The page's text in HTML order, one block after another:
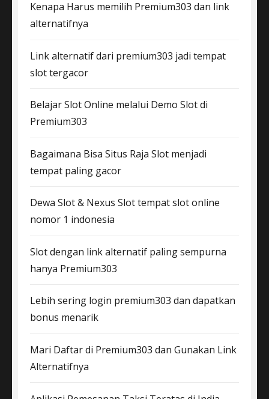
Kenapa Harus memilih Premium303 dan link
alternatifnya
Link alternatif dari premium303 jadi tempat
slot tergacor
Belajar Slot Online melalui Demo Slot di
Premium303
Bagaimana Bisa Situs Raja Slot menjadi
tempat paling gacor
Dewa Slot & Nexus Slot tempat slot online
nomor 1 indonesia
Slot dengan link alternatif paling sempurna
hanya Premium303
Lebih sering login premium303 dan dapatkan
bonus menarik
Mari Daftar di Premium303 dan Gunakan Link
Alternatifnya